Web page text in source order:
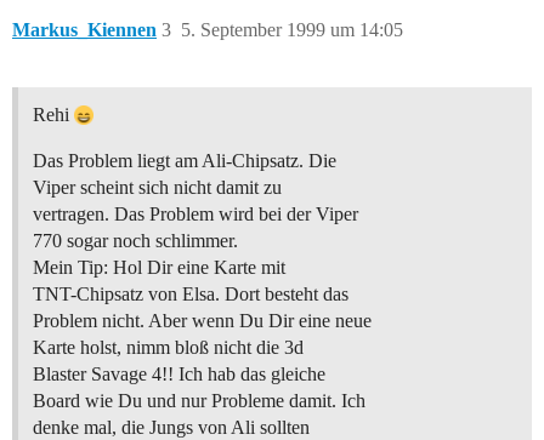
Markus_Kiennen 5. September 1999 um 14:05
3
Rehi
Das Problem liegt am Ali-Chipsatz. Die
Viper scheint sich nicht damit zu
vertragen. Das Problem wird bei der Viper
770 sogar noch schlimmer.
Mein Tip: Hol Dir eine Karte mit
TNT-Chipsatz von Elsa. Dort besteht das
Problem nicht. Aber wenn Du Dir eine neue
Karte holst, nimm bloß nicht die 3d
Blaster Savage 4!! Ich hab das gleiche
Board wie Du und nur Probleme damit. Ich
denke mal, die Jungs von Ali sollten